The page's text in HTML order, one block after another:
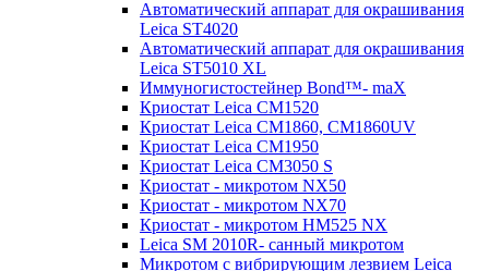
Автоматический аппарат для окрашивания
Leica ST4020
Автоматический аппарат для окрашивания
Leica ST5010 XL
Иммуногистостейнер Bond™- maX
Криостат Leica CM1520
Криостат Leica CM1860, CM1860UV
Криостат Leica CM1950
Криостат Leica CM3050 S
Криостат - микротом NX50
Криостат - микротом NX70
Криостат - микротом HM525 NX
Leica SM 2010R- санный микротом
Микротом с вибрирующим лезвием Leica